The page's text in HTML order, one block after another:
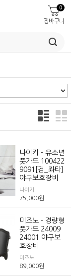
장바구니
0
나이키 - 유소년
풋가드 100422
9091[검_좌타]
야구보호장비
나이키
75,000원
미즈노 - 경량형
풋가드 24009
24001 야구보
호장비
미즈노
89,000원